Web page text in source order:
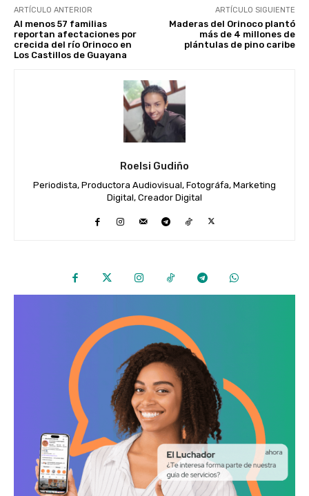
ARTÍCULO ANTERIOR
Al menos 57 familias
reportan afectaciones por
crecida del río Orinoco en
Los Castillos de Guayana
ARTÍCULO SIGUIENTE
Maderas del Orinoco plantó
más de 4 millones de
plántulas de pino caribe
Roelsi Gudiño
Periodista, Productora Audiovisual, Fotográfa, Marketing
Digital, Creador Digital